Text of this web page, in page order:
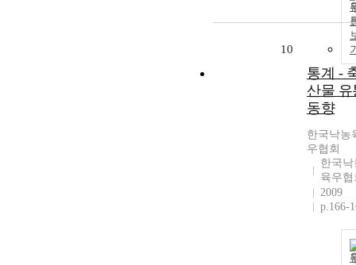
10
통계 -
산물 유
동향
한국낙농
우협회
한국낙
육우협
2009
p.166-